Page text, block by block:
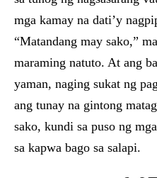
mga kamay na dati’y
“Matandang may sako,”
maraming natuto. At ang
yaman, naging sukat ng
ang tunay na gintong
sako, kundi sa puso ng
sa kapwa bago sa salapi.